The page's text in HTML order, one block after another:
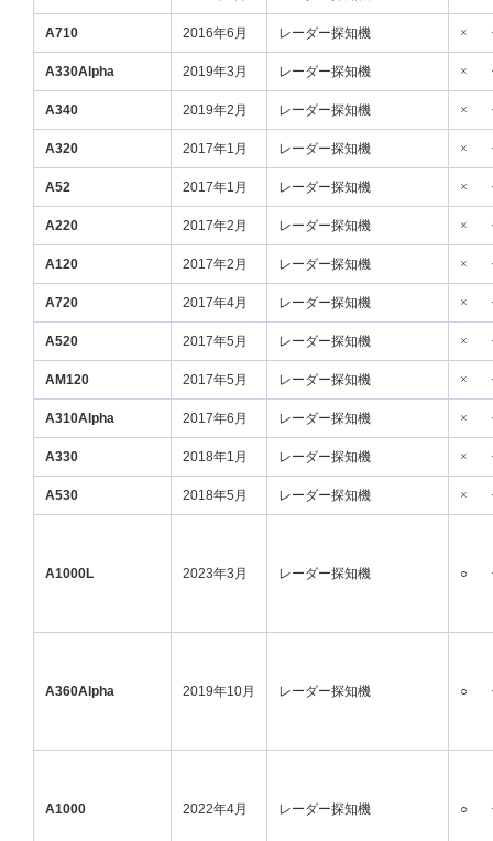
A710 2016年6月 レーダー探知機 ×
A330Alpha 2019年3月 レーダー探知機 ×
A340 2019年2月 レーダー探知機 ×
A320 2017年1月 レーダー探知機 ×
A52 2017年1月 レーダー探知機 ×
A220 2017年2月 レーダー探知機 ×
A120 2017年2月 レーダー探知機 ×
A720 2017年4月 レーダー探知機 ×
A520 2017年5月 レーダー探知機 ×
AM120 2017年5月 レーダー探知機 ×
A310Alpha 2017年6月 レーダー探知機 ×
A330 2018年1月 レーダー探知機 ×
A530 2018年5月 レーダー探知機 ×
A1000L 2023年3月 レーダー探知機 ○
A360Alpha 2019年10月 レーダー探知機 ○
A1000 2022年4月 レーダー探知機 ○